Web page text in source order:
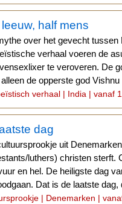
half mens
over het gevecht
verhaal voeren de
te veroveren. De
de opperste god
verhaal | India | vanaf
dag
uit
luthers) christen sterft.
en hel. De heiligste dag
Dat is de laatste
| Denemarken |